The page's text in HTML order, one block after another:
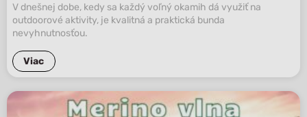
V dnešnej dobe, kedy sa každý voľný okamih dá využiť na
outdoorové aktivity, je kvalitná a praktická bunda
nevyhnutnosťou.
Viac